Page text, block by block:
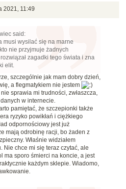
2021, 11:49
said:
musi wysilać się na marne
nie przyjmuje żadnych
zagadki tego świata i zna
elit.
szczególnie jak mam dobry dzień,
a flegmatykiem nie jestem
sprawia mi trudności, zwłaszcza,
w internecie.
pamiętać, że szczepionki także
ryzyko powikłań i ciężkiego
odpornościowy jest już
mają odrobinę racji, bo żaden z
Właśnie widziałem
Nie chce mi się teraz czytać, ale
ma sporo śmierci na koncie, a jest
każdym sklepie. Wiadomo,